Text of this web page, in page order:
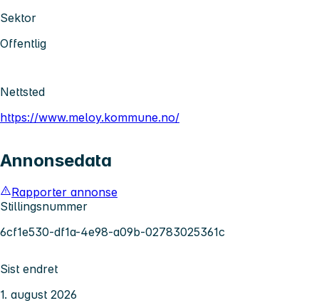
Sektor
Offentlig
Nettsted
https://www.meloy.kommune.no/
Annonsedata
Rapporter annonse
Stillingsnummer
6cf1e530-df1a-4e98-a09b-02783025361c
Sist endret
1. august 2026